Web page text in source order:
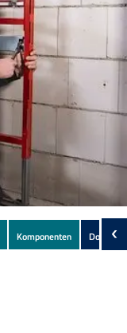
Komponenten ‹